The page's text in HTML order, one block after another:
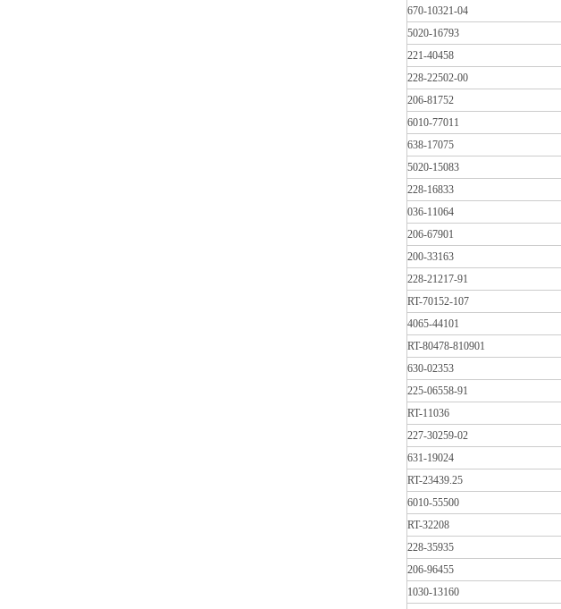
670-10321-04
5020-16793
221-40458
228-22502-00
206-81752
6010-77011
638-17075
5020-15083
228-16833
036-11064
206-67901
200-33163
228-21217-91
RT-70152-107
4065-44101
RT-80478-810901
630-02353
225-06558-91
RT-11036
227-30259-02
631-19024
RT-23439.25
6010-55500
RT-32208
228-35935
206-96455
1030-13160